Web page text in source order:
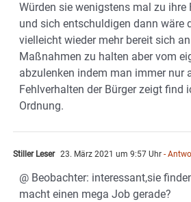
Würden sie wenigstens mal zu ihre
und sich entschuldigen dann wäre
vielleicht wieder mehr bereit sich
Maßnahmen zu halten aber vom
abzulenken indem man immer nur
Fehlverhalten der Bürger zeigt find
Ordnung.
Stiller Leser 23. März 2021 um 9:57 Uhr -
@ Beobachter: interessant,sie
macht einen mega Job gerade?